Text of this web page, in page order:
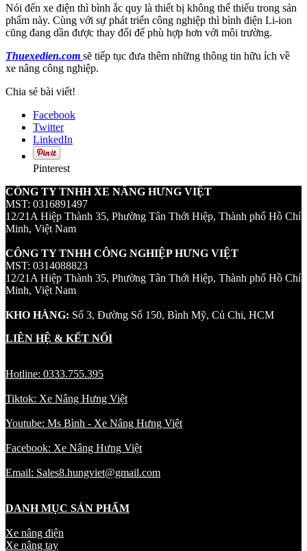
Nói đến xe điện thì bình ắc quy là thiết bị không thể thiếu trong sản
phẩm này. Cùng với sự phát triển công nghiệp thì bình điện Li-ion
cũng đang dần được thay đổi để phù hợp hơn với môi trường.
Thuexedien.com sẽ tiếp tục đưa thêm những thông tin hữu ích về
xe nâng công nghiệp.
Chia sẻ bài viết!
Facebook
Twitter
LinkedIn
Pinterest
CÔNG TY TNHH XE NÂNG HƯNG VIỆT
MST: 0316891497
12/21A Hiệp Thành 35, Phường Tân Thới Hiệp, Thành phố Hồ Chí
Minh, Việt Nam
CÔNG TY TNHH CÔNG NGHIỆP HƯNG VIỆT
MST: 0314088823
12/21A Hiệp Thành 35, Phường Tân Thới Hiệp, Thành phố Hồ Chí
Minh, Việt Nam
KHO HÀNG: Số 3, Đường Số 150, Bình Mỹ, Củ Chi, HCM
LIÊN HỆ & KẾT NỐI
Hotline: 0333.755.395
Tiktok: Xe Nâng Hưng Việt
Youtube: Ms Bình - Xe Nâng Hưng Việt
Facebook: Xe Nâng Hưng Việt
Email: Sales8.hungviet@gmail.com
DANH MỤC SẢN PHẨM
Xe nâng điện
Xe nâng tay